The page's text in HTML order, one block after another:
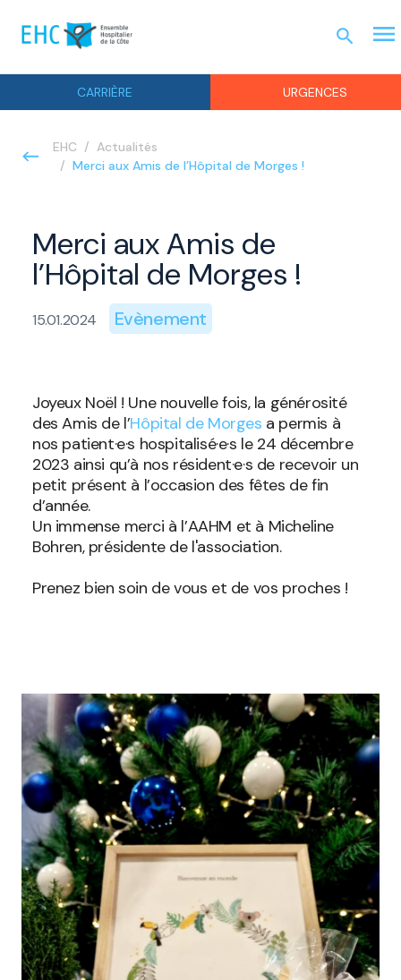
CARRIÈRE URGENCES
search menu
EHC
Actualités
Merci aux Amis de l’Hôpital de Morges !
Merci aux Amis de
l’Hôpital de Morges !
15.01.2024 Evènement
Joyeux Noël ! Une nouvelle fois, la générosité
des Amis de l’Hôpital de Morges a permis à
nos patient·e·s hospitalisé·e·s le 24 décembre
2023 ainsi qu’à nos résident·e·s de recevoir un
petit présent à l’occasion des fêtes de fin
d’année.
Un immense merci à l’AAHM et à Micheline
Bohren, présidente de l'association.
Prenez bien soin de vous et de vos proches !